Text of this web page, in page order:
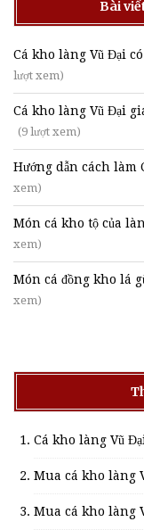
Bài
Cá kho làng Vũ Đại
lượt xem)
Cá kho làng Vũ Đại
(9 lượt xem)
Hướng dẫn cách làm
xem)
Món cá kho tộ của
xem)
Món cá đồng kho lá
xem)
Cá kho làng Vũ
Mua cá kho làng
Mua cá kho làng